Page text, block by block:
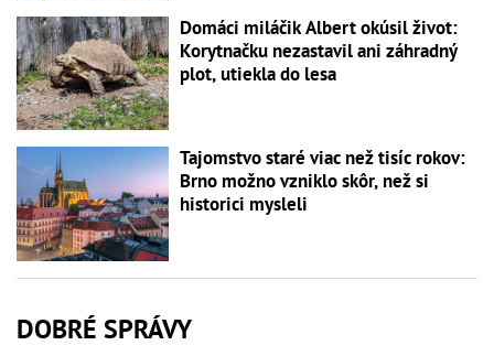
Domáci miláčik Albert okúsil život:
Korytnačku nezastavil ani záhradný
plot, utiekla do lesa
Tajomstvo staré viac než tisíc rokov:
Brno možno vzniklo skôr, než si
historici mysleli
DOBRÉ SPRÁVY